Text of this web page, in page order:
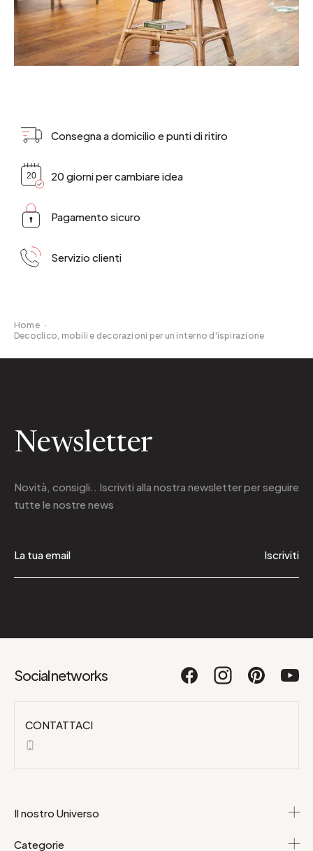
Consegna a domicilio e punti di ritiro
20 giorni per cambiare idea
Pagamento sicuro
Servizio clienti
Home ·
Decoclico, mobili e decorazioni per un interno d'ispirazione
Newsletter
Novità, consigli.. Iscriviti alla nostra newsletterper seguire
tutte le nostre news
Iscriviti
Social networks
CONTATTACI
Il nostro Universo
Categorie